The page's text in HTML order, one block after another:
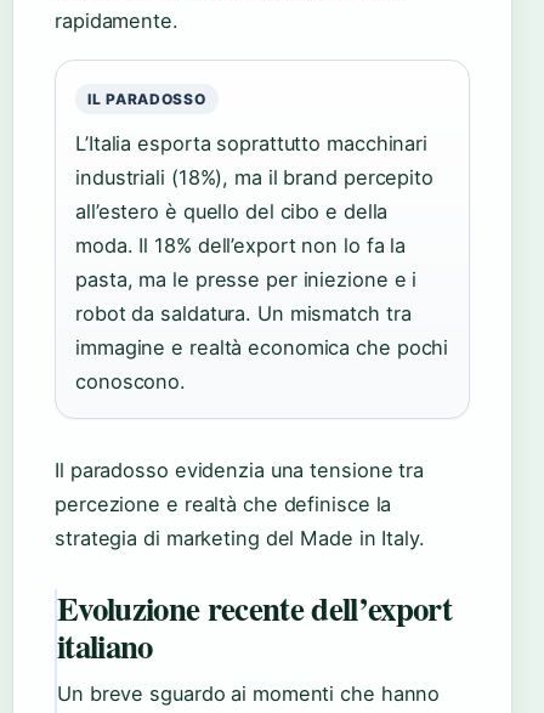
rapidamente.
IL PARADOSSO
L’Italia esporta soprattutto macchinari
industriali (18%), ma il brand percepito
all’estero è quello del cibo e della
moda. Il 18% dell’export non lo fa la
pasta, ma le presse per iniezione e i
robot da saldatura. Un mismatch tra
immagine e realtà economica che pochi
conoscono.
Il paradosso evidenzia una tensione tra
percezione e realtà che definisce la
strategia di marketing del Made in Italy.
Evoluzione recente dell’export
italiano
Un breve sguardo ai momenti che hanno